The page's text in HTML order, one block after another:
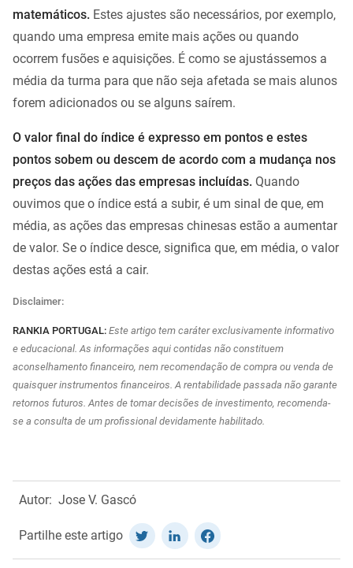
matemáticos. Estes ajustes são necessários, por exemplo,
quando uma empresa emite mais ações ou quando
ocorrem fusões e aquisições. É como se ajustássemos a
média da turma para que não seja afetada se mais alunos
forem adicionados ou se alguns saírem.
O valor final do índice é expresso em pontos e estes
pontos sobem ou descem de acordo com a mudança nos
preços das ações das empresas incluídas. Quando
ouvimos que o índice está a subir, é um sinal de que, em
média, as ações das empresas chinesas estão a aumentar
de valor. Se o índice desce, significa que, em média, o valor
destas ações está a cair.
Disclaimer:
RANKIA PORTUGAL: Este artigo tem caráter exclusivamente informativo
e educacional. As informações aqui contidas não constituem
aconselhamento financeiro, nem recomendação de compra ou venda de
quaisquer instrumentos financeiros. A rentabilidade passada não garante
retornos futuros. Antes de tomar decisões de investimento, recomenda-
se a consulta de um profissional devidamente habilitado.
Autor: Jose V. Gascó
Partilhe este artigo